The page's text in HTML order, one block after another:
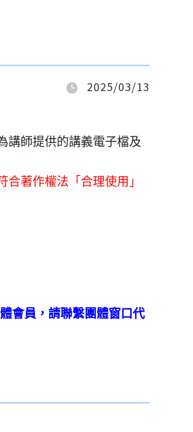
2025/03/13
講師提供的講義電子檔及
合著作權法「 合理使用」
會員，請聯繫團體窗口代